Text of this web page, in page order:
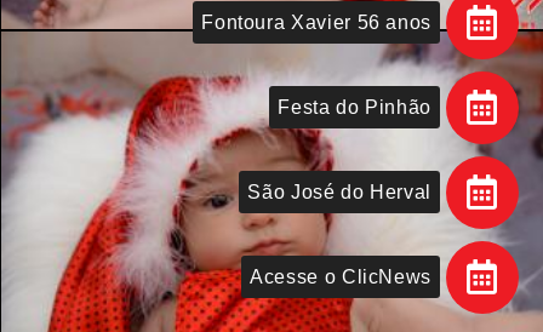
Acesse o ClicNews
São José do Herval
Festa do Pinhão
Fontoura Xavier 56 anos